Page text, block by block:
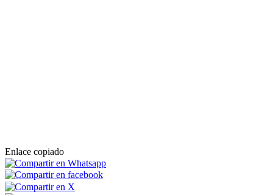
Enlace copiado